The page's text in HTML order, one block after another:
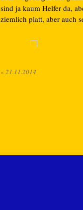
sind ja kaum Helfer da,
ziemlich platt, aber auch
« 21.11.2014